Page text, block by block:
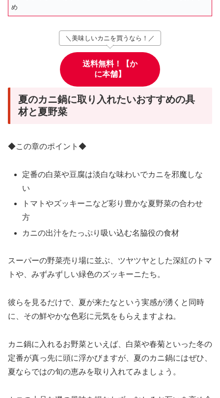
め
＼美味しいカニを買うなら！／
送料無料！【か
に本舗】
夏のカニ鍋に取り入れたいおすすめの具
材と夏野菜
◆この章のポイント◆
定番の白菜や豆腐は淡白な味わいでカニを邪魔しな
い
トマトやズッキーニなど彩り豊かな夏野菜の合わせ
方
カニの出汁をたっぷり吸い込む名脇役の食材
スーパーの野菜売り場に並ぶ、ツヤツヤとした深紅のトマ
トや、みずみずしい緑色のズッキーニたち。
彼らを見るだけで、夏が来たなという実感が湧くと同時
に、その鮮やかな色彩に元気をもらえますよね。
カニ鍋に入れるお野菜といえば、白菜や春菊といった冬の
定番が真っ先に頭に浮かびますが、夏のカニ鍋にはぜひ、
夏ならではの旬の恵みを取り入れてみましょう。